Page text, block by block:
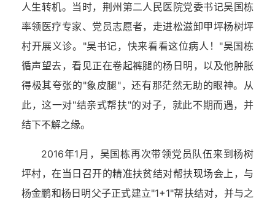
人生转机。当时，荆州第二人民医院党委书记吴国栋
率领医疗专家、党员志愿者，走进松滋卸甲坪杨树坪
村开展义诊。"吴书记，快来看看这位病人！"吴国栋
循声望去，看见正在卷起裤腿的杨日明，以及他肿胀
得极其夸张的"象皮腿"，还有那茫然无助的眼神。从
此，这一对"结亲式帮扶"的对子，就此不期而遇，并
结下不解之缘。
2016年1月，吴国栋再次带领党员队伍来到杨树
坪村，在当日召开的精准扶贫结对帮扶现场会上，与
杨金鹏和杨日明父子正式建立"1+1"帮扶结对，并与之